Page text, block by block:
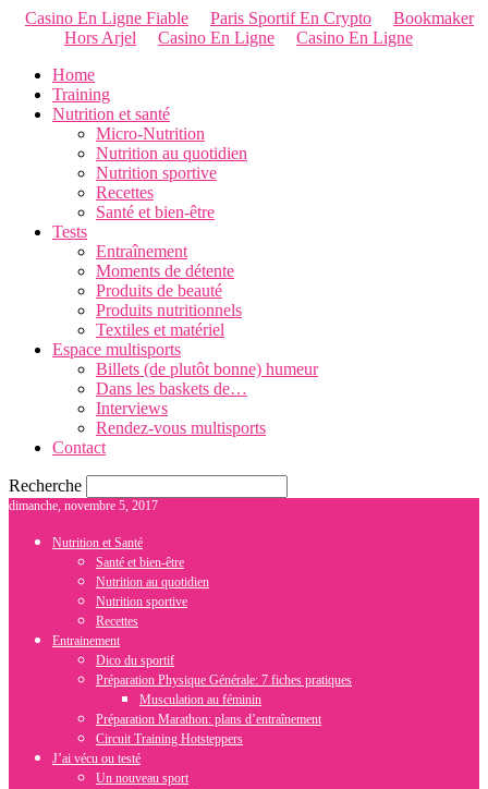
Casino En Ligne Fiable Paris Sportif En Crypto
Bookmaker
Hors Arjel
Casino En Ligne
Casino En Ligne
Home
Training
Nutrition et santé
Micro-Nutrition
Nutrition au quotidien
Nutrition sportive
Recettes
Santé et bien-être
Tests
Entraînement
Moments de détente
Produits de beauté
Produits nutritionnels
Textiles et matériel
Espace multisports
Billets (de plutôt bonne) humeur
Dans les baskets de…
Interviews
Rendez-vous multisports
Contact
Recherche
dimanche, novembre 5, 2017
Nutrition et Santé
Santé et bien-être
Nutrition au quotidien
Nutrition sportive
Recettes
Entrainement
Dico du sportif
Préparation Physique Générale: 7 fiches pratiques
Musculation au féminin
Préparation Marathon: plans d’entraînement
Circuit Training Hotsteppers
J’ai vécu ou testé
Un nouveau sport